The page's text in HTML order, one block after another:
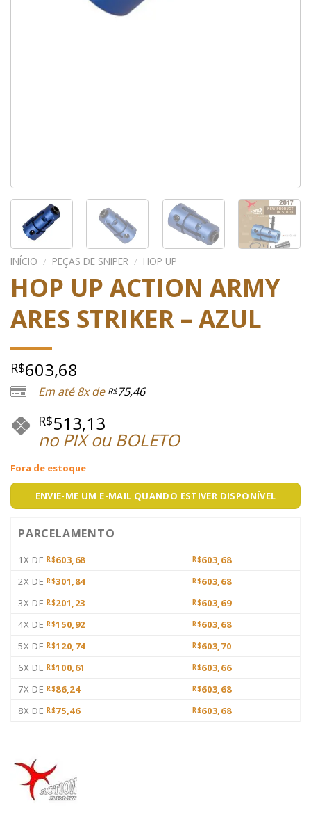
INÍCIO / PEÇAS DE SNIPER / HOP UP
HOP UP ACTION ARMY
ARES STRIKER – AZUL
R$603,68
Em até 8x de R$75,46
R$513,13
no PIX ou BOLETO
Fora de estoque
ENVIE-ME UM E-MAIL QUANDO ESTIVER DISPONÍVEL
PARCELAMENTO
1X DE R$603,68 R$603,68
2X DE R$301,84 R$603,68
3X DE R$201,23 R$603,69
4X DE R$150,92 R$603,68
5X DE R$120,74 R$603,70
6X DE R$100,61 R$603,66
7X DE R$86,24 R$603,68
8X DE R$75,46 R$603,68